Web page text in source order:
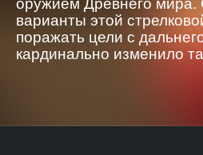
оружием Древнего мира.
варианты этой
поражать цели с
кардинально изменило